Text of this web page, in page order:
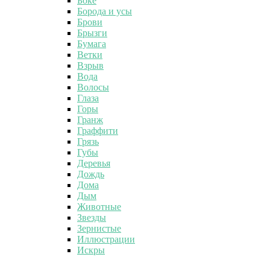
Борода и усы
Брови
Брызги
Бумага
Ветки
Взрыв
Вода
Волосы
Глаза
Горы
Гранж
Граффити
Грязь
Губы
Деревья
Дождь
Дома
Дым
Животные
Звезды
Зернистые
Иллюстрации
Искры